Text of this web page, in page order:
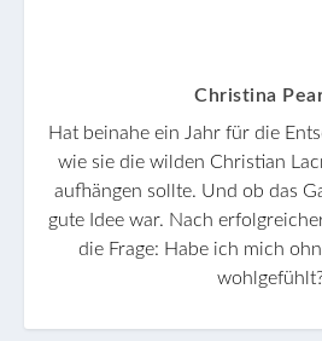
Christina
Hat beinahe ein Jahr für die
wie sie die wilden Christian
aufhängen sollte. Und ob das
gute Idee war. Nach
die Frage: Habe ich mich
wohlgefühlt?